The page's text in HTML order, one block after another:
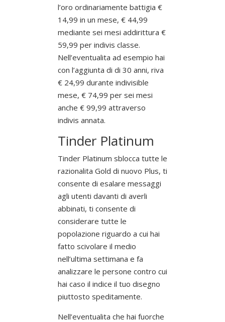
l’oro ordinariamente battigia €
14,99 in un mese, € 44,99
mediante sei mesi addirittura €
59,99 per indivis classe.
Nell’eventualita ad esempio hai
con l’aggiunta di di 30 anni, riva
€ 24,99 durante indivisible
mese, € 74,99 per sei mesi
anche € 99,99 attraverso
indivis annata.
Tinder Platinum
Tinder Platinum sblocca tutte le
razionalita Gold di nuovo Plus, ti
consente di esalare messaggi
agli utenti davanti di averli
abbinati, ti consente di
considerare tutte le
popolazione riguardo a cui hai
fatto scivolare il medio
nell’ultima settimana e fa
analizzare le persone contro cui
hai caso il indice il tuo disegno
piuttosto speditamente.
Nell’eventualita che hai fuorche